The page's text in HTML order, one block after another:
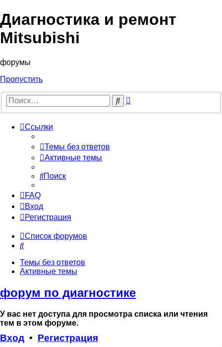
Диагностика и ремонт
Mitsubishi
форумы
Пропустить
Поиск
Ссылки
Темы без ответов
Активные темы
Поиск
FAQ
Вход
Регистрация
Список форумов
Поиск
Темы без ответов
Активные темы
форум по диагностике
У вас нет доступа для просмотра списка или чтения
тем в этом форуме.
Вход • Регистрация